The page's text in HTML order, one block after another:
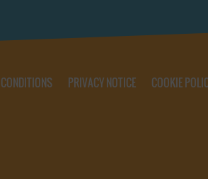
PRIVACY NOTICE COOKIE